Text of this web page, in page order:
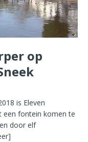
op
is Eleven
een fontein komen te
door elf